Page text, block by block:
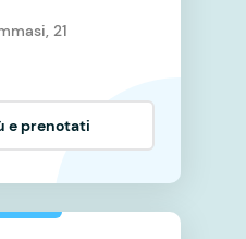
21
e prenotati